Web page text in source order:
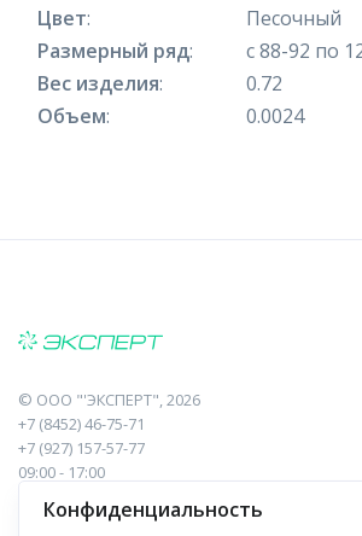
Цвет:
Песочный
Размерный ряд:
с 88-92 по
Вес изделия:
0.72
Объем: 0.0024
© ООО "'ЭКСПЕРТ", 2026
+7 (8452) 46-75-71
+7 (927) 157-57-77
09:00 - 17:00
410017, Саратов, Пугачева, 10 к1, оф.23
Конфиденциальность